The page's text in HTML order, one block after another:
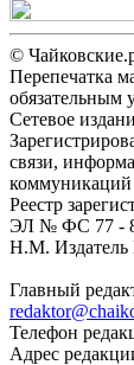
©
Перепечатка
обязательным
Сетевое
связи,
коммуникаций
Реестр
ЭЛ № ФС 77 -
Н.М.
Главный
Телефон
Адрес